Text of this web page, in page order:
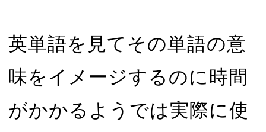
英単語を見てその単語の意
味をイメージするのに時間
がかかるようでは実際に使